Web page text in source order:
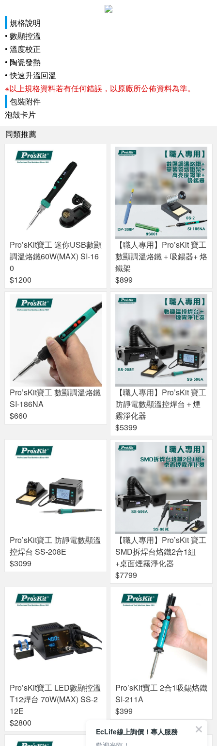
規格說明
• 數顯控溫
• 溫度校正
• 陶瓷發熱
• 快速升溫回溫
※以上規格資料若有任何錯誤，以原廠所公佈資料為準。
包裝附件
泡殼卡片
同類推薦
Pro’sKit寶工 迷你USB數顯
調溫烙鐵60W(MAX) SI-16
0
$1200
【職人專用】Pro’sKit 寶工
數顯調溫烙鐵 + 吸錫器+ 烙
鐵架
$899
Pro’sKit寶工 數顯調溫烙鐵
SI-186NA
$660
【職人專用】Pro’sKit 寶工
防靜電數顯溫控焊台＋煙
霧淨化器
$5399
Pro’sKit寶工 防靜電數顯溫
控焊台 SS-208E
$3099
【職人專用】Pro’sKit 寶工
SMD拆焊台烙鐵2合1組
+桌面煙霧淨化器
$7799
Pro’sKit寶工 LED數顯控溫
T12焊台 70W(MAX) SS-2
12E
$2800
Pro’sKit寶工 2合1吸錫烙鐵
SI-211A
$399
EcLife線上詢價！專人服務